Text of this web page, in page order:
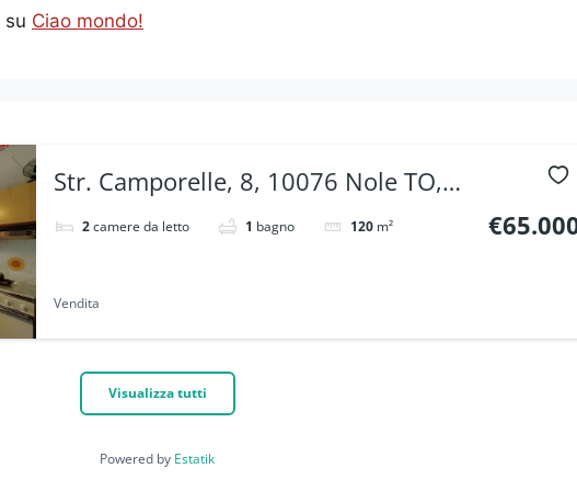
su Ciao mondo!
Str. Camporelle, 8, 10076 Nole TO,
Italia
2camere da letto 1 bagno 120 m²
Vendita
Visualizza tutti
Powered by Estatik